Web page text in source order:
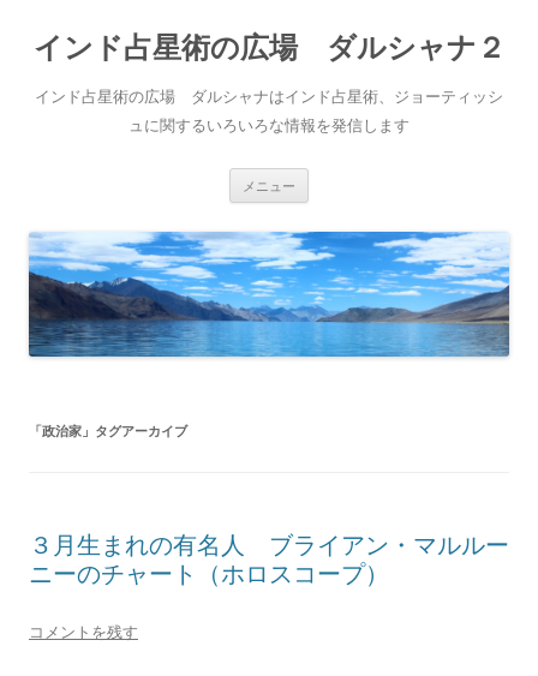
インド占星術の広場 ダルシャナ２
インド占星術の広場 ダルシャナはインド占星術、ジョーティッシ
ュに関するいろいろな情報を発信します
メニュー
ン
ツ
へ
ス
キ
ッ
プ
「政治家 」タグアーカイブ
３月生まれの有名人 ブライアン・マルルー
ニーのチャート（ホロスコープ）
コメントを残す